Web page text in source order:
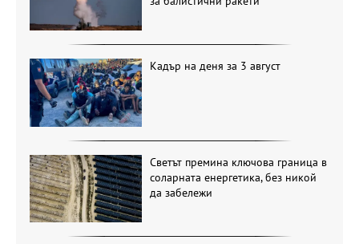
Кадър на деня за 3 август
Светът премина ключова граница в
соларната енергетика, без никой
да забележи